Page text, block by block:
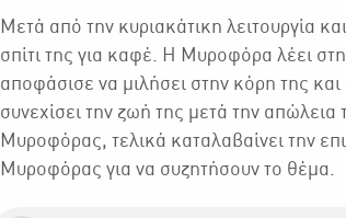
Μετά από την κυριακάτικη λειτουργία
σπίτι της για καφέ. Η Μυροφόρα λέει
αποφάσισε να μιλήσει στην κόρη της
συνεχίσει την ζωή της μετά την
Μυροφόρας, τελικά καταλαβαίνει την
Μυροφόρας για να συζητήσουν το θέμα.